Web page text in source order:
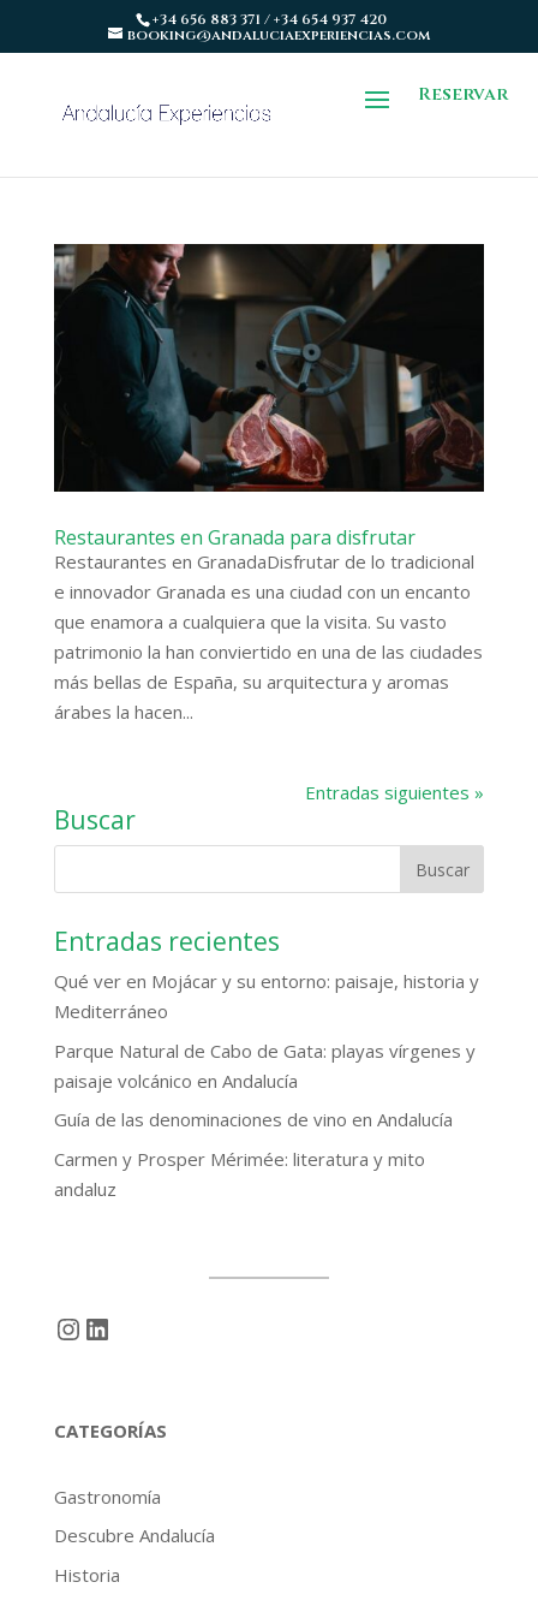
+34 656 883 371 / +34 654 937 420
booking@andaluciaexperiencias.com
Reservar
Restaurantes en Granada para disfrutar
Restaurantes en GranadaDisfrutar de lo tradicional
e innovador Granada es una ciudad con un encanto
que enamora a cualquiera que la visita. Su vasto
patrimonio la han conviertido en una de las ciudades
más bellas de España, su arquitectura y aromas
árabes la hacen...
Entradas siguientes »
Buscar
Entradas recientes
Qué ver en Mojácar y su entorno: paisaje, historia y
Mediterráneo
Parque Natural de Cabo de Gata: playas vírgenes y
paisaje volcánico en Andalucía
Guía de las denominaciones de vino en Andalucía
Carmen y Prosper Mérimée: literatura y mito
andaluz
Instagram
LinkedIn
CATEGORÍAS
Gastronomía
Descubre Andalucía
Historia